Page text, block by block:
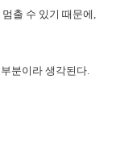
출 수 있기 때문에,
분이라 생각된다.